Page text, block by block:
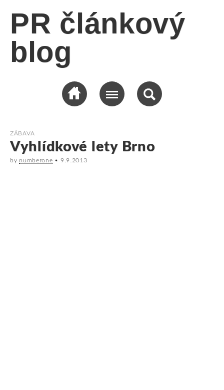
PR článkový
blog
ZÁBAVA
Vyhlídkové lety Brno
by numberone • 9.9.2013